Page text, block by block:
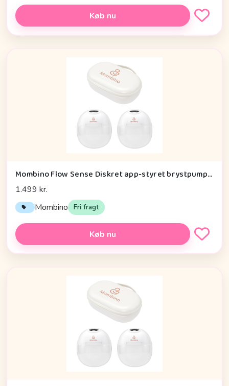
Køb nu
Mombino Flow Sense Diskret app-styret brystpumpe Vandtæt taske & hurtig levering fra DK - 21 mm
1.499 kr.
Mombino Fri fragt
Køb nu